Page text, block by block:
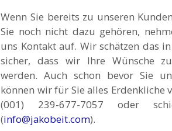
Wenn Sie bereits zu unseren
Sie noch nicht dazu gehören,
uns Kontakt auf. Wir schätzen das
sicher, dass wir Ihre Wünsche
werden. Auch schon bevor Sie
können wir für Sie alles Erdenkliche
(001) 239-677-7057 oder
(info@jakobeit.com).